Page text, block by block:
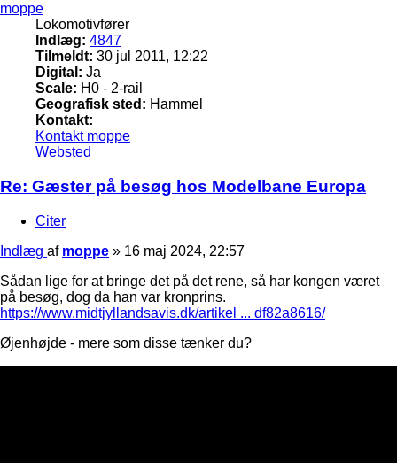
moppe
Lokomotivfører
Indlæg: 4847
Tilmeldt: 30 jul 2011, 12:22
Digital: Ja
Scale: H0 - 2-rail
Geografisk sted: Hammel
Kontakt:
Kontakt moppe
Websted
Re: Gæster på besøg hos Modelbane Europa
Citer
Indlæg af moppe » 16 maj 2024, 22:57
Sådan lige for at bringe det på det rene, så har kongen været
på besøg, dog da han var kronprins.
https://www.midtjyllandsavis.dk/artikel ... df82a8616/
Øjenhøjde - mere som disse tænker du?